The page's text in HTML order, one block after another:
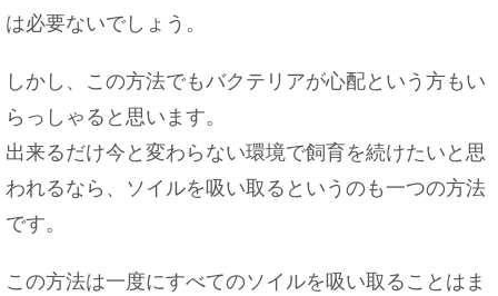
は必要ないでしょう。
しかし、この方法でもバクテリアが心配という方もい
らっしゃると思います。
出来るだけ今と変わらない環境で飼育を続けたいと思
われるなら、ソイルを吸い取るというのも一つの方法
です。
この方法は一度にすべてのソイルを吸い取ることはま